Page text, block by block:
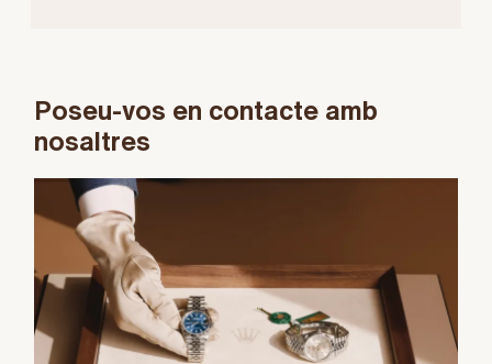
Poseu-vos en contacte amb
nosaltres